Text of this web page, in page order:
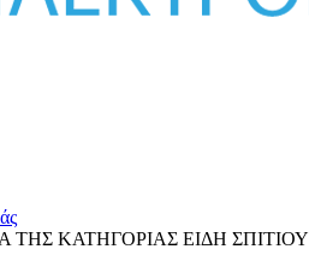
ΚΑΤΗΓΟΡΙΑΣ ΕΙΔΗ ΣΠΙΤΙΟΥ